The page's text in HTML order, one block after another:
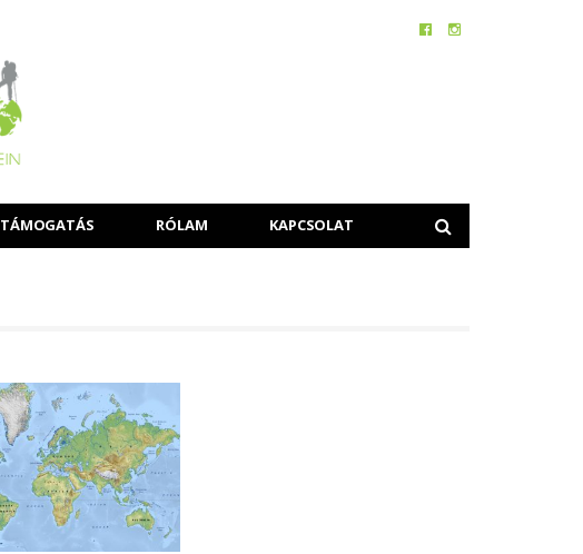
TÁMOGATÁS RÓLAM KAPCSOLAT